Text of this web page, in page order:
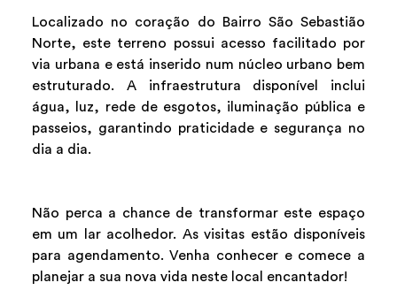
Localizado no coração do Bairro São Sebastião
Norte, este terreno possui acesso facilitado por
via urbana e está inserido num núcleo urbano bem
estruturado. A infraestrutura disponível inclui
água, luz, rede de esgotos, iluminação pública e
passeios, garantindo praticidade e segurança no
dia a dia.
Não perca a chance de transformar este espaço
em um lar acolhedor. As visitas estão disponíveis
para agendamento. Venha conhecer e comece a
planejar a sua nova vida neste local encantador!